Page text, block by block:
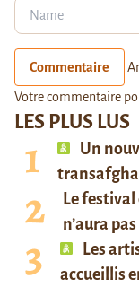
LES PLUS LUS
Un
Le
n’aura
Les
accueillis
Commentaire
Votre commentaire